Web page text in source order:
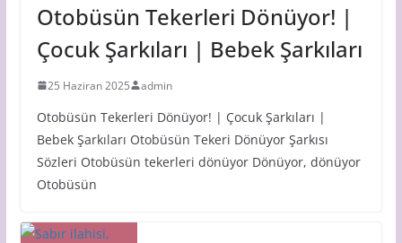
Otobüsün Tekerleri Dönüyor! |
Çocuk Şarkıları | Bebek Şarkıları
25 Haziran 2025 admin
Otobüsün Tekerleri Dönüyor! | Çocuk Şarkıları |
Bebek Şarkıları Otobüsün Tekeri Dönüyor Şarkısı
Sözleri Otobüsün tekerleri dönüyor Dönüyor, dönüyor
Otobüsün